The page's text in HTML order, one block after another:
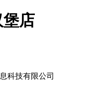
店
科技有限公司